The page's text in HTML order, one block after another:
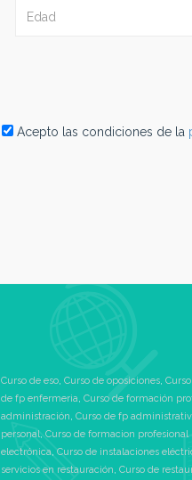
Acepto las condiciones de la
Curso de eso, Curso de oposiciones,
de fp enfermeria, Curso de formación
administración, Curso de fp
personal,Curso de formacion profesional
electrónica,Curso de instalaciones
servicios en restauración, Curso de